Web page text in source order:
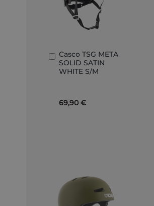
Casco TSG META
SOLID SATIN
WHITE S/M
69,90 €
Añadir
al
carrito